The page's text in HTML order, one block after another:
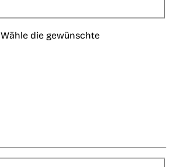
Wähle die gewünschte